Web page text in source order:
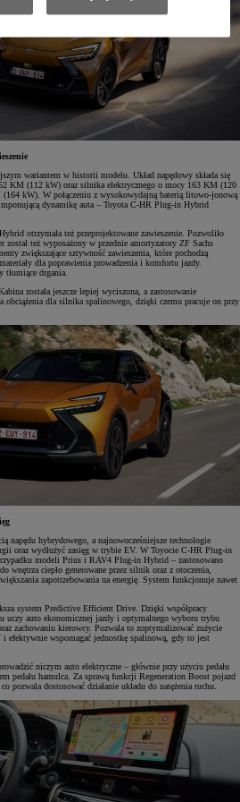
wariantem w historii modelu. Układ napędowy składa się
KM (112 kW) oraz silnika elektrycznego o mocy 163 KM (120
kW). W połączeniu z wysokowydajną baterią litowo-jonową
dynamikę auta – Toyota C-HR Plug-in Hybrid
otrzymała też przeprojektowane zawieszenie. Pozwoliło
też wyposażony w przednie amortyzatory ZF Sachs
zwiększające sztywność zawieszenia, które pochodzą
dla poprawienia prowadzenia i komfortu jazdy.
tłumiące drgania.
została jeszcze lepiej wyciszona, a zastosowanie
obciążenia dla silnika spalinowego, dzięki czemu pracuje on przy
napędu hybrydowego, a najnowocześniejsze technologie
oraz wydłużyć zasięg w trybie EV. W Toyocie C-HR Plug-in
modeli Prius i RAV4 Plug-in Hybrid – zastosowano
wnętrza ciepło generowane przez silnik oraz z otoczenia,
zapotrzebowania na energię. System funkcjonuje nawet
system Predictive Efficient Drive. Dzięki współpracy
uczy auto ekonomicznej jazdy i optymalnego wyboru trybu
zachowaniu kierowcy. Pozwala to zoptymalizować zużycie
efektywnie wspomagać jednostkę spalinową, gdy to jest
niczym auto elektryczne – głównie przy użyciu pedału
pedału hamulca. Za sprawą funkcji Regeneration Boost pojazd
pozwala dostosować działanie układu do natężenia ruchu.